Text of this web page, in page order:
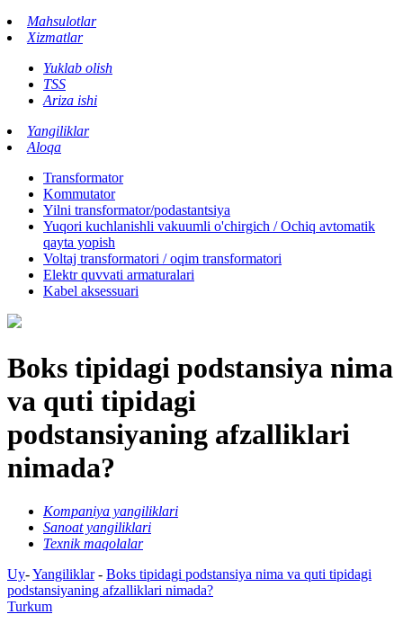
Mahsulotlar
Xizmatlar
Yuklab olish
TSS
Ariza ishi
Yangiliklar
Aloqa
Transformator
Kommutator
Yilni transformator/podastantsiya
Yuqori kuchlanishli vakuumli o'chirgich / Ochiq avtomatik
qayta yopish
Voltaj transformatori / oqim transformatori
Elektr quvvati armaturalari
Kabel aksessuari
Boks tipidagi podstansiya nima
va quti tipidagi
podstansiyaning afzalliklari
nimada?
Kompaniya yangiliklari
Sanoat yangiliklari
Texnik maqolalar
Uy-Yangiliklar- Boks tipidagi podstansiya nima va quti tipidagi
podstansiyaning afzalliklari nimada?
Turkum